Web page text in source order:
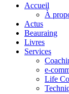
Accueil
À
Actus
Beauraing
Livres
Services
e-
Life